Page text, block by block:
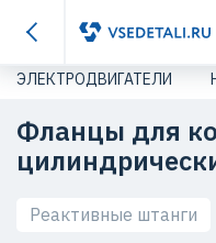
ЭЛЕКТРОДВИГАТЕЛИ
Фланцы для
Реактивные штанги